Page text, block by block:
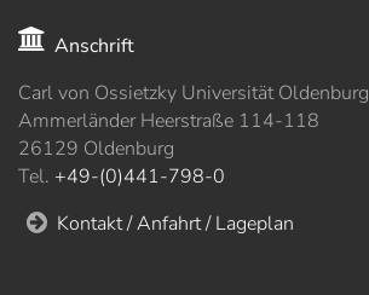
Anschrift
Carl von Ossietzky Universität Oldenburg
Ammerländer Heerstraße 114-118
26129 Oldenburg
Tel. +49-(0)441-798-0
Kontakt / Anfahrt / Lageplan